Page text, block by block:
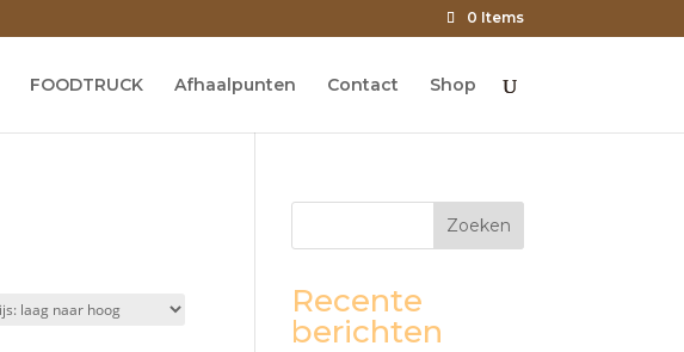
0 Items
FOODTRUCK Afhaalpunten Contact Shop
Zoeken
Recente
berichten